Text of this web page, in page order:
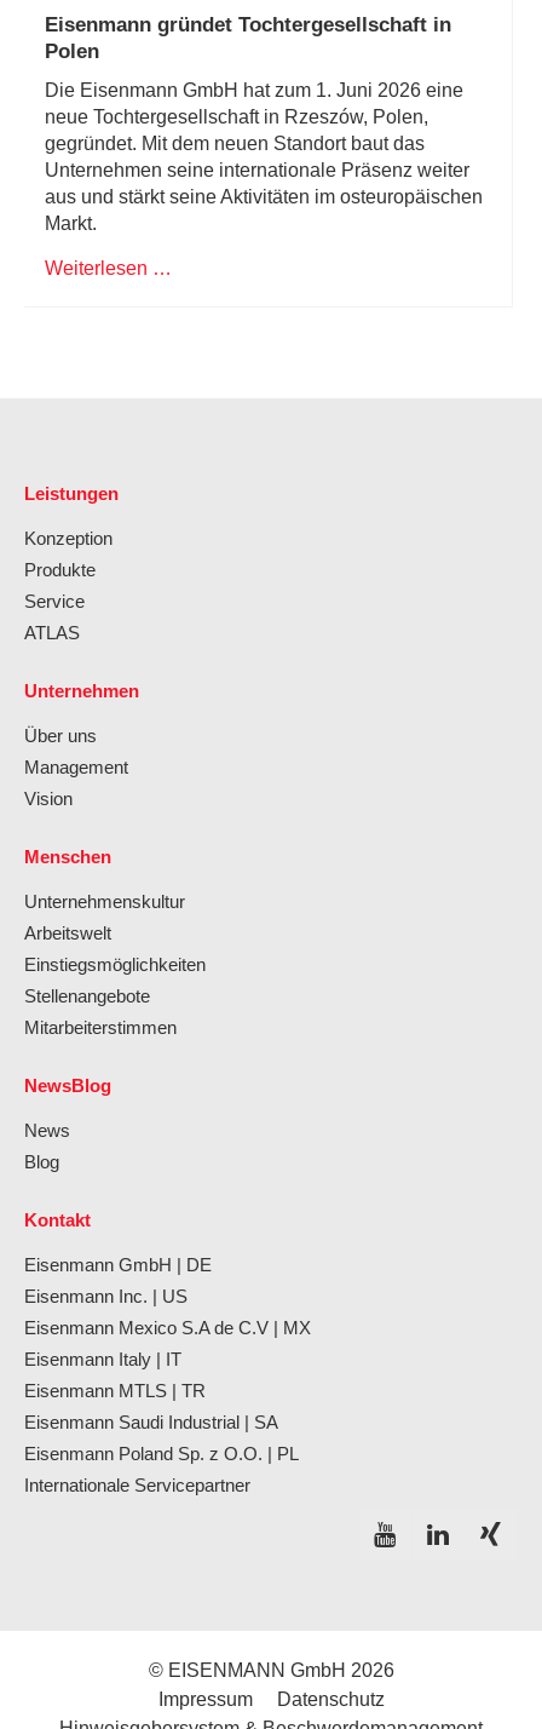
Eisenmann gründet Tochtergesellschaft in
Polen
Die Eisenmann GmbH hat zum 1. Juni 2026 eine
neue Tochtergesellschaft in Rzeszów, Polen,
gegründet. Mit dem neuen Standort baut das
Unternehmen seine internationale Präsenz weiter
aus und stärkt seine Aktivitäten im osteuropäischen
Markt.
Weiterlesen …
Leistungen
Konzeption
Produkte
Service
ATLAS
Unternehmen
Über uns
Management
Vision
Menschen
Unternehmenskultur
Arbeitswelt
Einstiegsmöglichkeiten
Stellenangebote
Mitarbeiterstimmen
NewsBlog
News
Blog
Kontakt
Eisenmann GmbH | DE
Eisenmann Inc. | US
Eisenmann Mexico S.A de C.V | MX
Eisenmann Italy | IT
Eisenmann MTLS | TR
Eisenmann Saudi Industrial | SA
Eisenmann Poland Sp. z O.O. | PL
Internationale Servicepartner
© EISENMANN GmbH 2026
Impressum
Datenschutz